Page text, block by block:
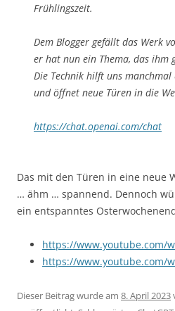
Frühlingszeit.
Dem Blogger gefällt das Werk
er hat nun ein Thema, das ihm
Die Technik hilft uns manchmal
und öffnet neue Türen in die
https://chat.openai.com/chat
Das mit den Türen in eine neue
… ähm … spannend. Dennoch
ein entspanntes
https://www.youtube.com/
https://www.youtube.com/
Dieser Beitrag wurde am 8. April 2023